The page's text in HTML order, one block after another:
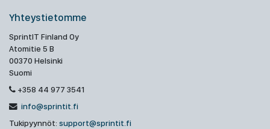
Yhteystietomme
SprintIT Finland Oy
Atomitie 5 B
00370 Helsinki
Suomi
+358 44 977 3541
info@sprintit.fi
Tukipyynnöt: support@sprintit.fi